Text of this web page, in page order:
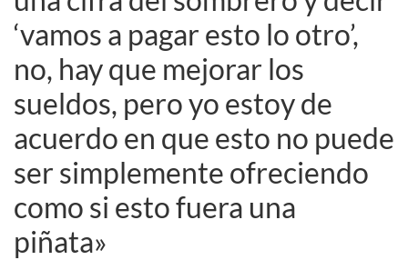
‘vamos a pagar esto lo otro’,
no, hay que mejorar los
sueldos, pero yo estoy de
acuerdo en que esto no puede
ser simplemente ofreciendo
como si esto fuera una
piñata»